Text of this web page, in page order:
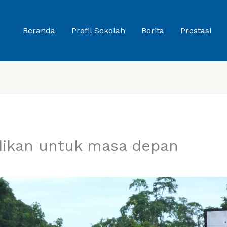
Beranda Profil Sekolah Berita Prestasi
untuk masa depan